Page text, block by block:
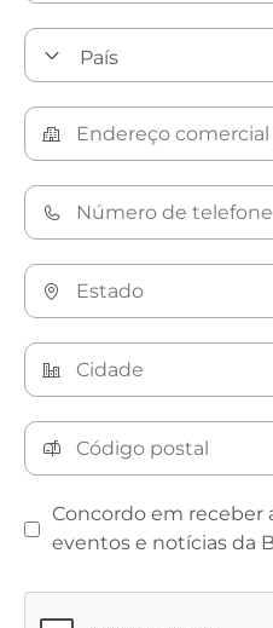
Concordo em receber
eventos e notícias da